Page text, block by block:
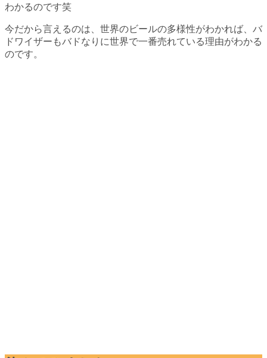
わかるのです笑
今だから言えるのは、世界のビールの多様性がわかれば、バ
ドワイザーもバドなりに世界で一番売れている理由がわかる
のです。